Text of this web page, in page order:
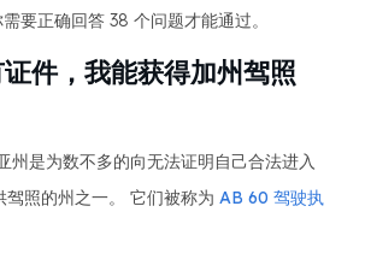
要正确回答 38 个问题才能通过。
件，我能获得加州驾照
州是为数不多的向无法证明自己合法进入
驾照的州之一。 它们被称为 AB 60 驾驶执